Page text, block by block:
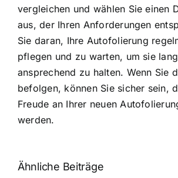
vergleichen und wählen Sie einen
aus, der Ihren Anforderungen
Sie daran, Ihre Autofolierung
pflegen und zu warten, um sie
ansprechend zu halten. Wenn Sie
befolgen, können Sie sicher sein,
Freude an Ihrer neuen
werden.
Ähnliche Beiträge